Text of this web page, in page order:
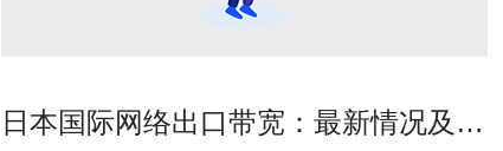
日本国际网络出口带宽：最新情况及数